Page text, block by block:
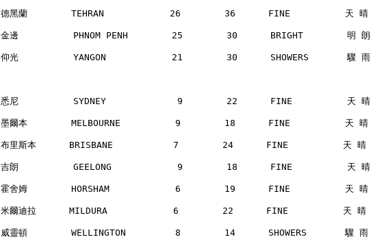
德黑蘭        TEHRAN            26        36      FINE          天 晴
金邊          PHNOM PENH        25        30      BRIGHT        明 朗
仰光          YANGON            21        30      SHOWERS       驟 雨
悉尼          SYDNEY             9        22      FINE          天 晴
墨爾本        MELBOURNE          9        18      FINE          天 晴
布里斯本      BRISBANE           7        24      FINE          天 晴
吉朗          GEELONG            9        18      FINE          天 晴
霍舍姆        HORSHAM            6        19      FINE          天 晴
米爾迪拉      MILDURA            6        22      FINE          天 晴
威靈頓        WELLINGTON         8        14      SHOWERS       驟 雨